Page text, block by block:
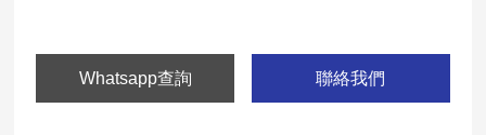
Whatsapp查詢 聯絡我們